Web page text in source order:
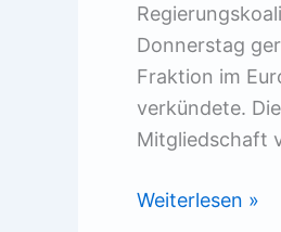
Donnerstag
Fraktion im
verkündete.
Mitgliedschaft
Streit
Weiterlesen »